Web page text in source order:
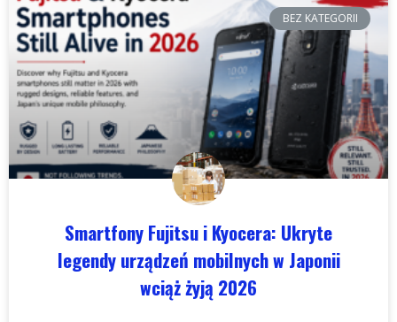
BEZ KATEGORII
Smartfony Fujitsu i Kyocera: Ukryte
legendy urządzeń mobilnych w Japonii
wciąż żyją 2026